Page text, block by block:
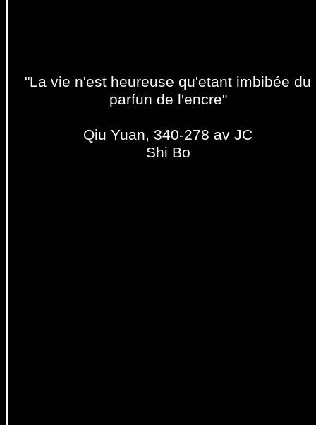
"La vie n'est heureuse qu'etant imbibée du
parfun de l'encre"
Qiu Yuan, 340-278 av JC
Shi Bo